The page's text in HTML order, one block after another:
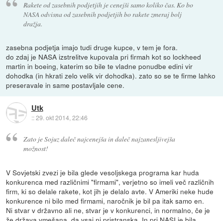
Rakete od zasebnih podjetjih je cenejši samo koliko čas. Ko bo
NASA odvisna od zasebnih podjetjih bo rakete zmeraj bolj
dražja.
zasebna podjetja imajo tudi druge kupce, v tem je fora.
do zdaj je NASA izstrelitve kupovala pri firmah kot so lockheed
martin in boeing, katerim so bile te vladne ponudbe edini vir
dohodka (in hkrati zelo velik vir dohodka). zato so se te firme lahko
preseravale in same postavljale cene.
Utk
::29. okt 2014, 22:46
Zato je Sojuz daleč najcenejša in daleč najzanesljivejša
možnost!
V Sovjetski zvezi je bila glede vesoljskega programa kar huda
konkurenca med različnimi "firmami", verjetno so imeli več različnih
firm, ki so delale rakete, kot jih je delalo avte. V Ameriki neke hude
konkurence ni bilo med firmami, naročnik je bil pa itak samo en.
Ni stvar v državno ali ne, stvar je v konkurenci, in normalno, če je